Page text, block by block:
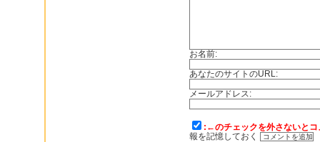
お名前:
あなたのサイトのURL:
メールアドレス:
:←のチェックを外さないと
報を記憶しておく